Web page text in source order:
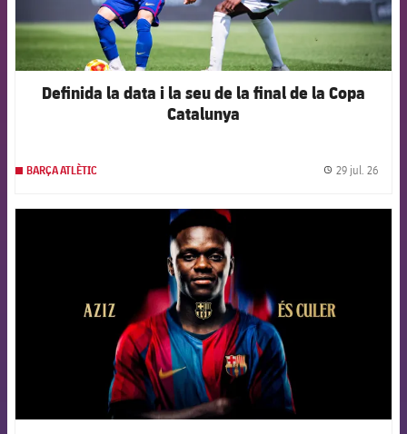
Definida la data i la seu de la final de la Copa
Catalunya
BARÇA ATLÈTIC 29 jul. 26
FCB Barcelona badge